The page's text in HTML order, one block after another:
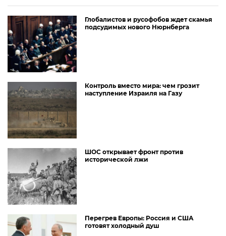
Глобалистов и русофобов ждет скамья
подсудимых нового Нюрнберга
Контроль вместо мира: чем грозит
наступление Израиля на Газу
ШОС открывает фронт против
исторической лжи
Перегрев Европы: Россия и США
готовят холодный душ